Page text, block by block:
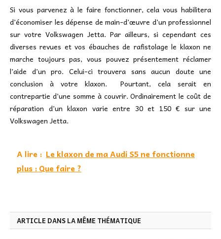
Si vous parvenez à le faire fonctionner, cela vous habilitera
d’économiser les dépense de main-d’œuvre d’un professionnel
sur votre Volkswagen Jetta. Par ailleurs, si cependant ces
diverses revues et vos ébauches de rafistolage le klaxon ne
marche toujours pas, vous pouvez présentement réclamer
l’aide d’un pro. Celui-ci trouvera sans aucun doute une
conclusion à votre klaxon. Pourtant, cela serait en
contrepartie d’une somme à couvrir. Ordinairement le coût de
réparation d’un klaxon varie entre 30 et 150 € sur une
Volkswagen Jetta.
A lire : Le klaxon de ma Audi S5 ne fonctionne
plus : Que faire ?
ARTICLE DANS LA MÊME THÉMATIQUE